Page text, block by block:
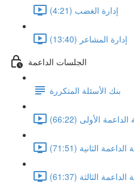
إدارة الغضب (4:21)
إدارة المشاعر (13:40)
الجلسات الداعمة
بنك الأسئلة المتكررة
الأولى (66:22)
الثانية (71:51)
الثالثة (61:37)